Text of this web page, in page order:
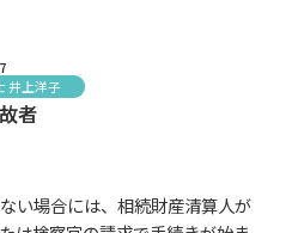
井上洋子
者
い場合には、相続財産清算人が